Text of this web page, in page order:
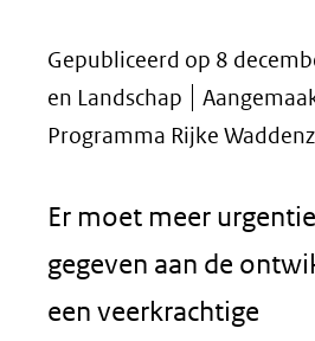
Gepubliceerd op 8
en Landschap
Programma Rijke
Er moet meer
gegeven aan de
een veerkrachtige